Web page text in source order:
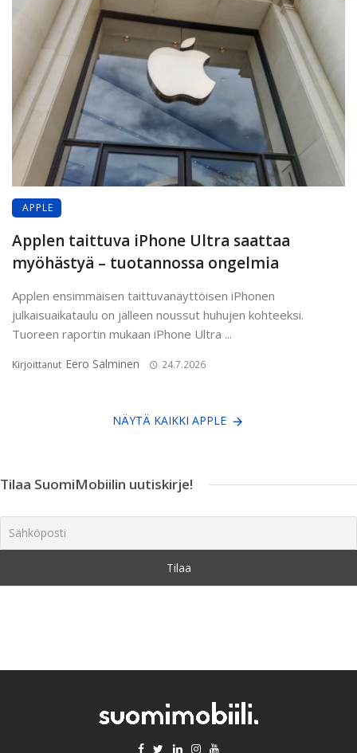
APPLE
Applen taittuva iPhone Ultra saattaa
myöhästyä – tuotannossa ongelmia
Applen ensimmäisen taittuvanäyttöisen iPhonen
julkaisuaikataulu on jälleen noussut huhujen kohteeksi.
Tuoreen raportin mukaan iPhone Ultra ...
Kirjoittanut Eero Salminen 24.7.2026
NÄYTÄ KAIKKI APPLE
Tilaa SuomiMobiilin uutiskirje!